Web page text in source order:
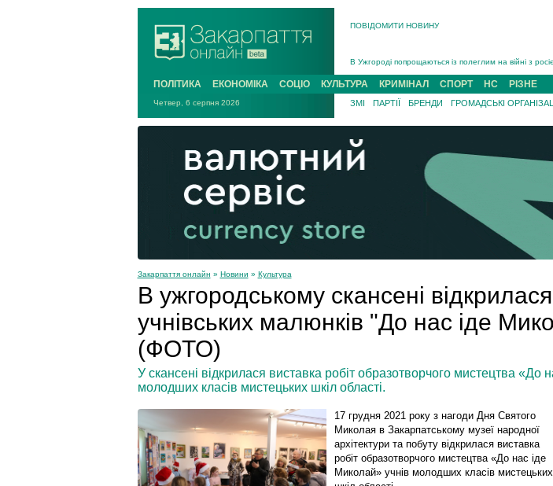
ПОВІДОМИТИ НОВИНУ
Інструктора районного ТЦК на Закарпатті
В Ужгороді 5 серпня попрощаються із захисником
Підтвердили загибель захисника із Нанкова на
На війні з рф поліг військовий з Виноградова Ігнат
На Хустщині внаслідок ДТП за участі трьох авто
Інструктора районного ТЦК на Закарпатті
ПОЛІТИКА ЕКОНОМІКА СОЦІО КУЛЬТУРА КРИМІНАЛ СПОРТ НС РІЗНЕ
Четвер, 6 серпня 2026 ЗМІ ПАРТІЇ БРЕНДИ ГРОМАДСЬКІ
Закарпаття онлайн » Новини » Культура
В ужгородському скансені
учнівських малюнків "До нас іде
(ФОТО)
У скансені відкрилася виставка робіт образотворчого мистецтва «До
молодших класів мистецьких шкіл області.
17 грудня 2021 року з нагоди Дня Святого
Миколая в Закарпатському музеї народної
архітектури та побуту відкрилася виставка
робіт образотворчого мистецтва «До нас іде
Миколай» учнів молодших класів мистецьких